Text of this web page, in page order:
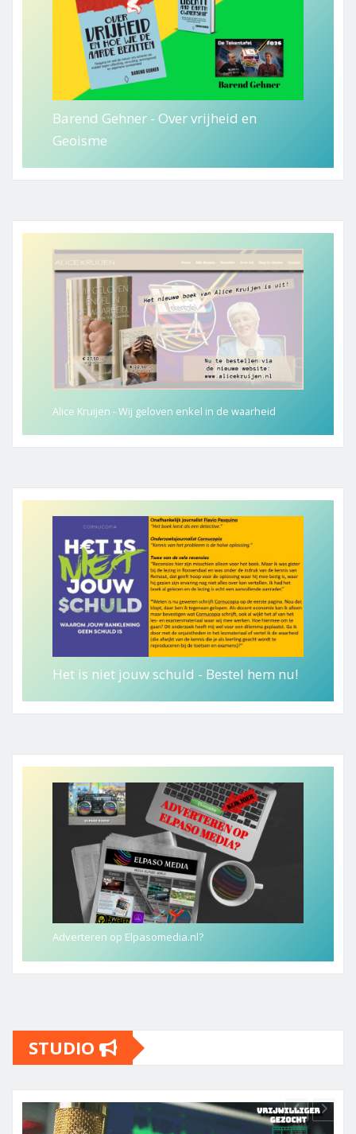
Barend Gehner - Over vrijheid en
Geoisme
Alice Kruijen - Wij geloven enkel in de waarheid
Het is niet jouw schuld - Bestel hem nu!
Adverteren op Elpasomedia.nl?
STUDIO